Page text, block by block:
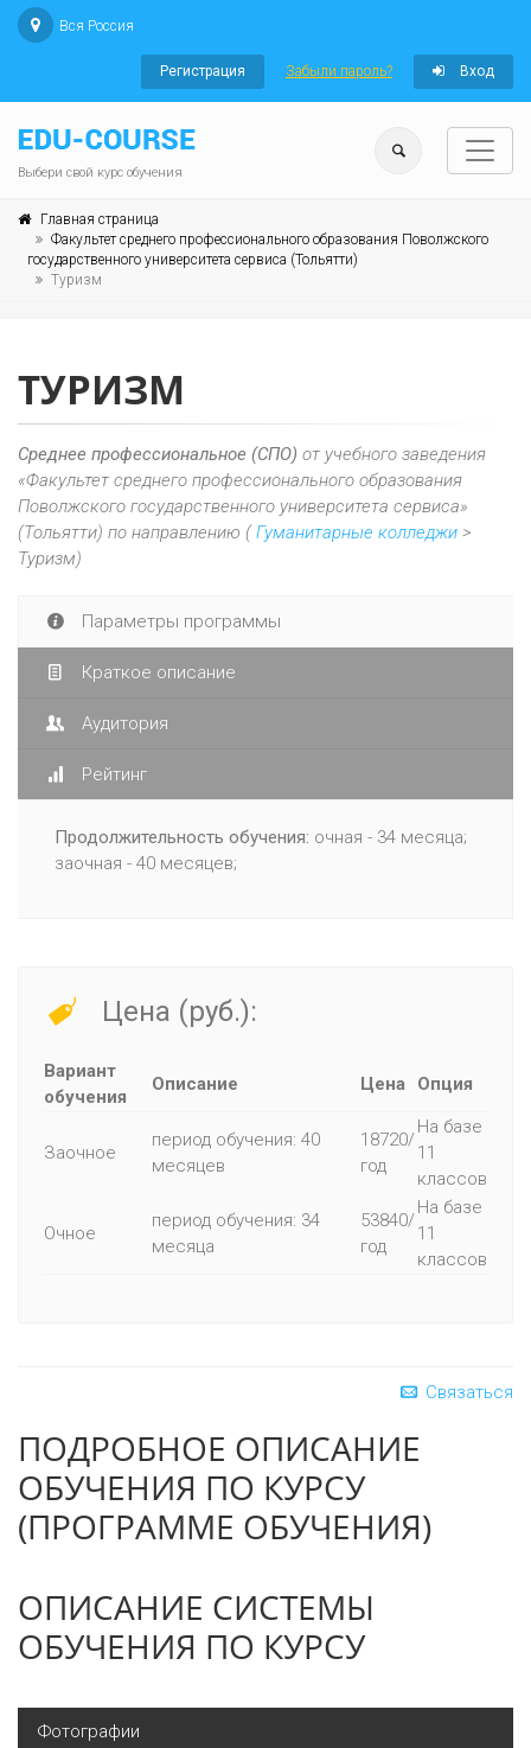
Вся Россия
Регистрация Забыли пароль? Вход
Выбери свой курс обучения
Главная страница
Факультет среднего профессионального образования Поволжского
государственного университета сервиса (Тольятти)
Туризм
ТУРИЗМ
Среднее профессиональное (СПО) от учебного заведения
«Факультет среднего профессионального образования
Поволжского государственного университета сервиса»
(Тольятти) по направлению (Гуманитарные колледжи >
Туризм)
Параметры программы
Краткое описание
Аудитория
Рейтинг
Продолжительность обучения: очная - 34 месяца;
заочная - 40 месяцев;
Цена (руб.):
Вариант
обучения
Описание Цена Опция
Заочное
период обучения: 40
месяцев
18720/
год
На базе
11
классов
Очное
период обучения: 34
месяца
53840/
год
На базе
11
классов
Связаться
ПОДРОБНОЕ ОПИСАНИЕ
ОБУЧЕНИЯ ПО КУРСУ
(ПРОГРАММЕ ОБУЧЕНИЯ)
ОПИСАНИЕ СИСТЕМЫ
ОБУЧЕНИЯ ПО КУРСУ
Фотографии